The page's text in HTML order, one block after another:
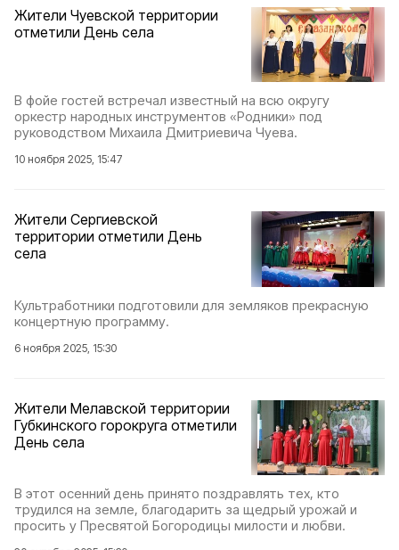
Жители Чуевской территории
отметили День села
В фойе гостей встречал известный на всю округу
оркестр народных инструментов «Родники» под
руководством Михаила Дмитриевича Чуева.
10 ноября 2025, 15:47
Жители Сергиевской
территории отметили День
села
Культработники подготовили для земляков прекрасную
концертную программу.
6 ноября 2025, 15:30
Жители Мелавской территории
Губкинского горокруга отметили
День села
В этот осенний день принято поздравлять тех, кто
трудился на земле, благодарить за щедрый урожай и
просить у Пресвятой Богородицы милости и любви.